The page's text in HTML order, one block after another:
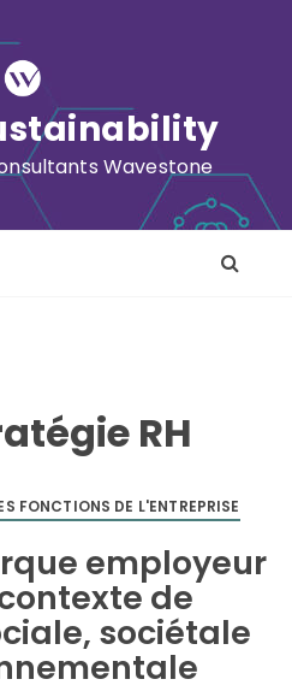
Wavestone
RH
FONCTIONS DE L'ENTREPRISE
employeur
de
sociétale